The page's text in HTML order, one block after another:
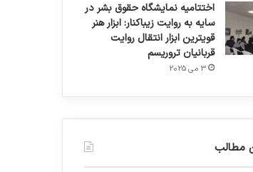
اختتامیه نمایشگاه حقوق بشر در
سایه به روایت زیباکنار: ابزار هنر
قویترین ابزار انتقال روایت
قربانیان تروریسم
3 می 2025
مطالب